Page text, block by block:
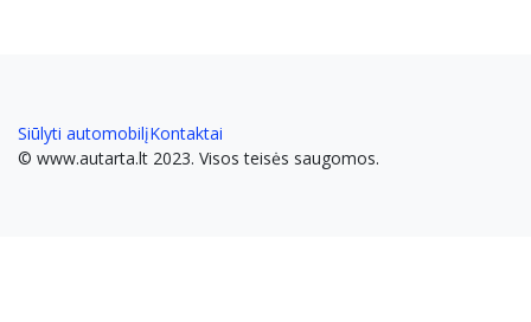
Siūlyti automobilįKontaktai
© www.autarta.lt 2023. Visos teisės saugomos.